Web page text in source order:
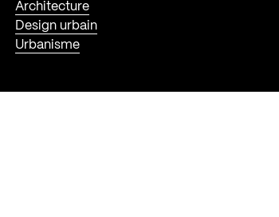
Architecture
Design urbain
Urbanisme